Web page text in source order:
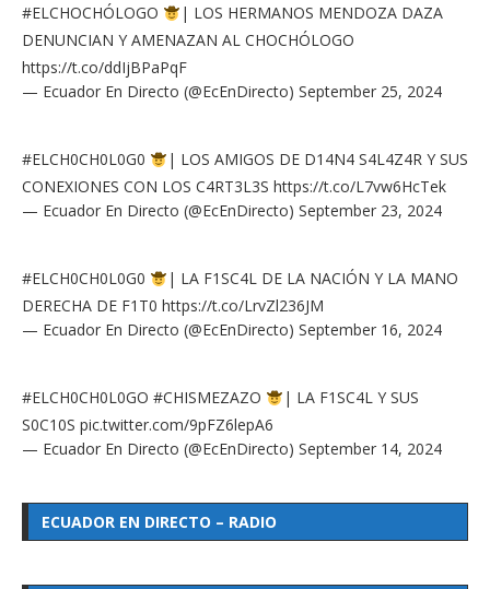
#ELCHOCHÓLOGO
| LOS HERMANOS MENDOZA DAZA
DENUNCIAN Y AMENAZAN AL CHOCHÓLOGO
https://t.co/ddIjBPaPqF
— Ecuador En Directo (@EcEnDirecto) September 25, 2024
#ELCH0CH0L0G0
| LOS AMIGOS DE D14N4 S4L4Z4R Y SUS
CONEXIONES CON LOS C4RT3L3S https://t.co/L7vw6HcTek
— Ecuador En Directo (@EcEnDirecto) September 23, 2024
#ELCH0CH0L0G0
| LA F1SC4L DE LA NACIÓN Y LA MANO
DERECHA DE F1T0 https://t.co/LrvZl236JM
— Ecuador En Directo (@EcEnDirecto) September 16, 2024
#ELCH0CH0L0GO #CHISMEZAZO
| LA F1SC4L Y SUS
S0C10S pic.twitter.com/9pFZ6lepA6
— Ecuador En Directo (@EcEnDirecto) September 14, 2024
ECUADOR EN DIRECTO – RADIO